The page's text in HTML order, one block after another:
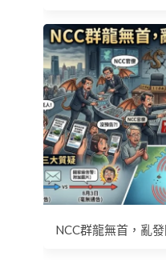
NCC群龍無首，亂